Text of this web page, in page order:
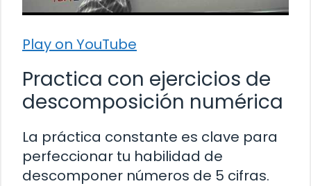
Play on YouTube
Practica con ejercicios de
descomposición numérica
La práctica constante es clave para
perfeccionar tu habilidad de
descomponer números de 5 cifras.